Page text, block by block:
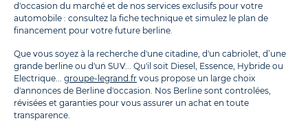
d'occasion du marché et de nos services exclusifs pour votre
automobile : consultez la fiche technique et simulez le plan de
financement pour votre future berline.
Que vous soyez à la recherche d'une citadine, d'un cabriolet, d’une
grande berline ou d'un SUV... Qu'il soit Diesel, Essence, Hybride ou
Electrique... groupe-legrand.fr vous propose un large choix
d'annonces de Berline d'occasion. Nos Berline sont controlées,
révisées et garanties pour vous assurer un achat en toute
transparence.